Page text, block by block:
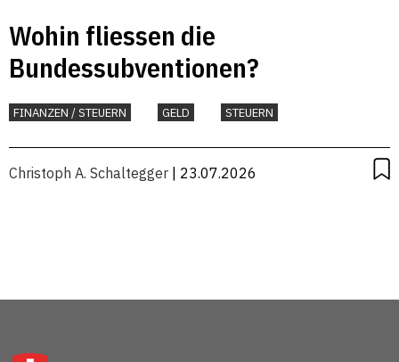
Wohin fliessen die
Bundessubventionen?
FINANZEN / STEUERN GELD STEUERN
Christoph A. Schaltegger | 23.07.2026